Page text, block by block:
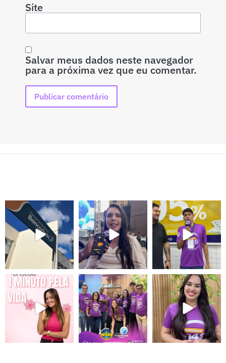
Site
Salvar meus dados neste navegador
para a próxima vez que eu comentar.